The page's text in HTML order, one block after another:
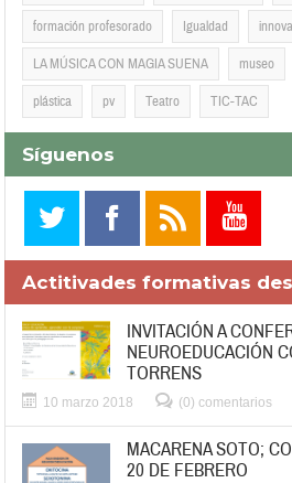
formación profesorado Igualdad
LA MÚSICA CON MAGIA SUENA museo
plástica pv Teatro TIC-TAC
Síguenos
Actitivades formativas
INVITACIÓN A
NEUROEDUCACIÓN
TORRENS
10 marzo 2018 (0) comentarios
MACARENA SOTO;
20 DE FEBRERO